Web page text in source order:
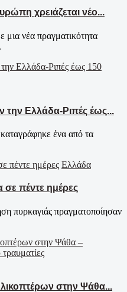
χρειάζεται νέο...
νέα πραγματικότητα
Ελλάδα-Ριπές έως...
καταγράφηκε ένα από τα
Ελλάδα
σε πέντε ημέρες
πυρκαγιάς πραγματοποίησαν
στην Ψάθα...